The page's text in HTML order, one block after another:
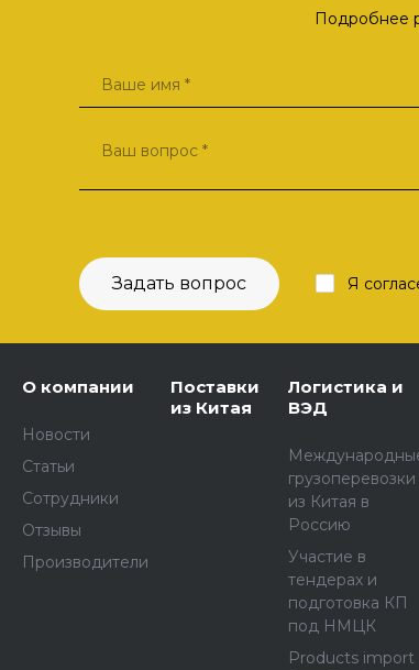
Подробнее
Задать вопрос Я
О компании
Новости
Статьи
Сотрудники
Отзывы
Производители
Поставки
из Китая
Логистика и
ВЭД
грузоперевозки
из Китая в
Россию
Участие в
тендерах и
подготовка КП
под НМЦК
Products import